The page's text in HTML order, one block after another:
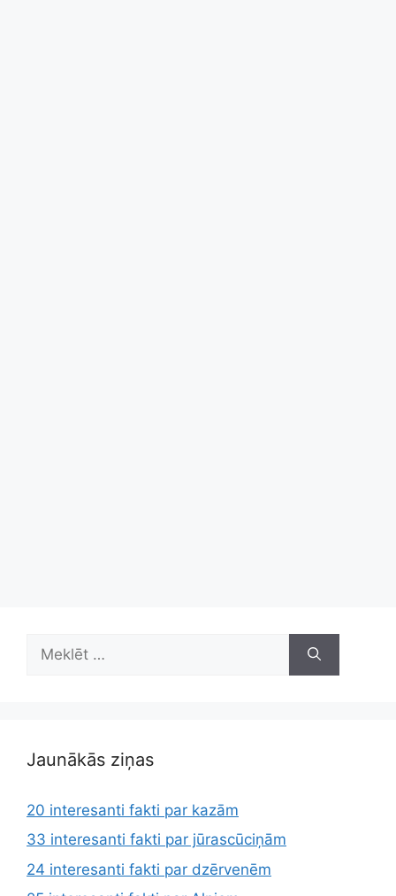
Jaunākās ziņas
20 interesanti fakti par kazām
33 interesanti fakti par jūrascūciņām
24 interesanti fakti par dzērvenēm